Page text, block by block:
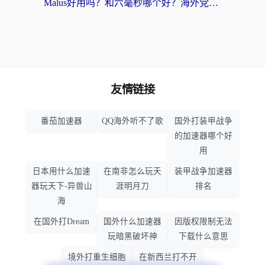
Malus好用吗？和六毫秒哪个好？海外党选回国加速器的避坑指南
友情链接
番茄加速器 QQ海外听不了歌
国外打装甲战争
的加速器哪个好
用
日本用什么加速
器玩天下-异兽山
海
在南非怎么玩天
涯明月刀
装甲战争加速器
排名
在国外打Dream
国外什么加速器
玩暗黑破坏神
因版权限制无法
下载什么意思
境外打重生细胞 在新西兰打不开